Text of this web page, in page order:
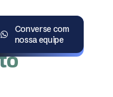
Converse com
nossa equipe